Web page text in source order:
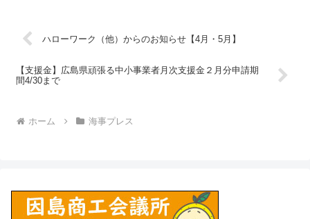
ハローワーク（他）からのお知らせ【4月・5月】
【支援金】広島県頑張る中小事業者月次支援金２月分申請期
間4/30まで
ホーム 海事プレス